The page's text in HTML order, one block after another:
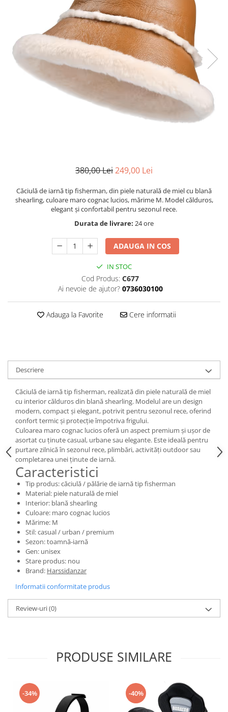
Motoare Periate
Mufe si Conectori
Radiocomenzi 6 Canale – Control
Precis și Stabil pentru Modele RC
Navomag
Servomotoare
Suruburi / bucsi
Variatoare Esc-uri Brushless
Genti si accesorii femei
Caciuli si Palarii
Haine Ciclism
Haine dama
Pantaloni barbati
Iluminat & electrice
Retelistica & Supraveghere
Scule Electrice
Smartwatch-uri
STAND UP PADDLES
Textile camera
Uscatoare de par
Voucher cadou
380,00 Lei249,00 Lei
Căciulă de iarnă tip fisherman, din piele naturală de miel cu blană
shearling, culoare maro cognac lucios, mărime M. Model călduros,
elegant și confortabil pentru sezonul rece.
Durata de livrare: 24 ore
ADAUGA IN COS
IN STOC
Cod Produs: C677
Ai nevoie de ajutor? 0736030100
Adauga la Favorite Cere informatii
Descriere
Căciulă de iarnă tip fisherman, realizată din piele naturală de miel
cu interior călduros din blană shearling. Modelul are un design
modern, compact și elegant, potrivit pentru sezonul rece, oferind
confort termic și protecție împotriva frigului.
Culoarea maro cognac lucios oferă un aspect premium și ușor de
asortat cu ținute casual, urbane sau elegante. Este ideală pentru
purtare zilnică în sezonul rece, plimbări, activități outdoor sau
completarea unei ținute de iarnă.
Caracteristici
Tip produs: căciulă / pălărie de iarnă tip fisherman
Material: piele naturală de miel
Interior: blană shearling
Culoare: maro cognac lucios
Mărime: M
Stil: casual / urban / premium
Sezon: toamnă-iarnă
Gen: unisex
Stare produs: nou
Brand: Harssidanzar
Informatii conformitate produs
Review-uri(0)
PRODUSE SIMILARE
-34% -40%